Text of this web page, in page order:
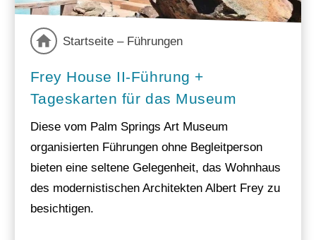
Startseite – Führungen
Frey House II-Führung +
Tageskarten für das Museum
Diese vom Palm Springs Art Museum
organisierten Führungen ohne Begleitperson
bieten eine seltene Gelegenheit, das Wohnhaus
des modernistischen Architekten Albert Frey zu
besichtigen.